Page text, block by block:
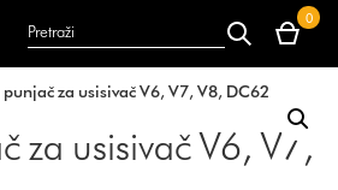
dyson.co.uk
dyson.co.uk
Vaša
korpa
je
prazna.
0
punjač za usisivač V6, V7, V8, DC62
za usisivač V6, V7,